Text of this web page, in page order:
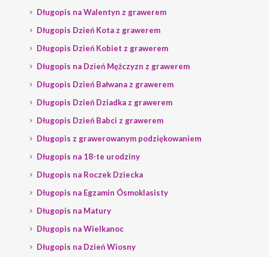
Długopis na Walentyn z grawerem
Długopis Dzień Kota z grawerem
Długopis Dzień Kobiet z grawerem
Długopis na Dzień Mężczyzn z grawerem
Długopis Dzień Bałwana z grawerem
Długopis Dzień Dziadka z grawerem
Długopis Dzień Babci z grawerem
Długopis z grawerowanym podziękowaniem
Długopis na 18-te urodziny
Długopis na Roczek Dziecka
Długopis na Egzamin Ósmoklasisty
Długopis na Matury
Długopis na Wielkanoc
Długopis na Dzień Wiosny